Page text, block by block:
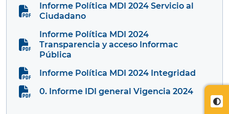
Informe Política MDI 2024 Servicio al
Ciudadano
Informe Política MDI 2024
Transparencia y acceso Informac
Pública
Informe Política MDI 2024 Integridad
0. Informe IDI general Vigencia 2024